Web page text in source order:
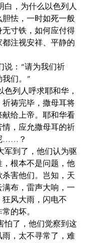
，为什么以色列人
怯，一时如死一般
寸铁，如何应付得
注视安祥、平静的
：“请为我们祈
们。”
列人呼求耶和华，
祷完毕，撒母耳将
给上帝。耶和华看
情，应允撒母耳的祈
……？
到了，他们认为驱
根本不是问题，他
害他们。岂知，天
布，雷声大响，一
风大雨，闪电不
的坏。
了，他们觉察到这
，太不寻常了，难